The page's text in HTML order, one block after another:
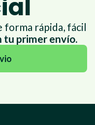
forma rápida, fácil
tu primer envío.